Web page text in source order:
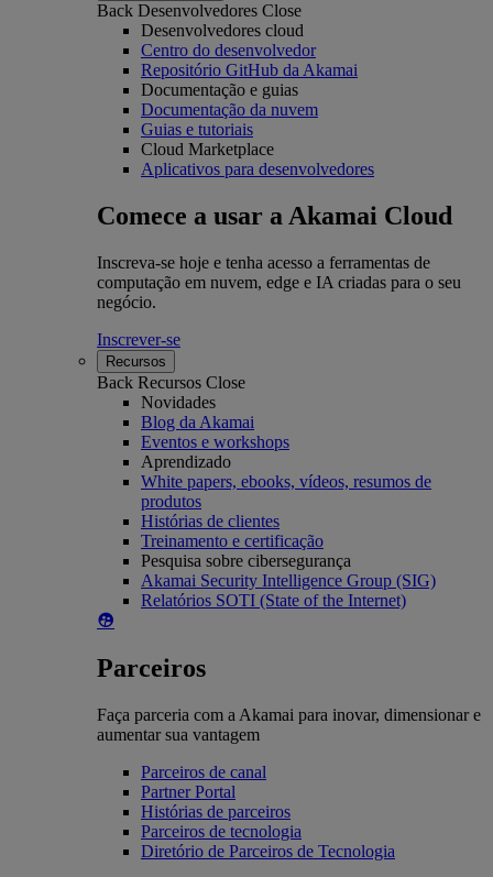
Back Desenvolvedores Close
Desenvolvedores cloud
Centro do desenvolvedor
Repositório GitHub da Akamai
Documentação e guias
Documentação da nuvem
Guias e tutoriais
Cloud Marketplace
Aplicativos para desenvolvedores
Comece a usar a Akamai Cloud
Inscreva-se hoje e tenha acesso a ferramentas de
computação em nuvem, edge e IA criadas para o seu
negócio.
Inscrever-se
Recursos
Back Recursos Close
Novidades
Blog da Akamai
Eventos e workshops
Aprendizado
White papers, ebooks, vídeos, resumos de
produtos
Histórias de clientes
Treinamento e certificação
Pesquisa sobre cibersegurança
Akamai Security Intelligence Group (SIG)
Relatórios SOTI (State of the Internet)
Parceiros
Faça parceria com a Akamai para inovar, dimensionar e
aumentar sua vantagem
Parceiros de canal
Partner Portal
Histórias de parceiros
Parceiros de tecnologia
Diretório de Parceiros de Tecnologia